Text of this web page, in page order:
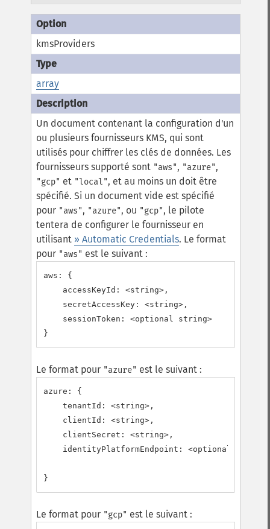
kmsProviders
array
Un document contenant la configuration d'un
ou plusieurs fournisseurs KMS, qui sont
utilisés pour chiffrer les clés de données. Les
fournisseurs supporté sont "aws", "azure",
"gcp" et "local", et au moins un doit être
spécifié.Si un document vide est spécifié
pour "aws", "azure", ou "gcp", le pilote
tentera de configurer le fournisseur en
utilisant » Automatic Credentials. Le format
pour "aws" est le suivant :
aws: {
    accessKeyId: <string>,
    secretAccessKey: <string>,
    sessionToken: <optional string>
}
Le format pour "azure" est le suivant :
azure: {
    tenantId: <string>,
    clientId: <string>,
    clientSecret: <string>,
identityPlatformEndpoint: <optional
}
Le format pour "gcp" est le suivant :